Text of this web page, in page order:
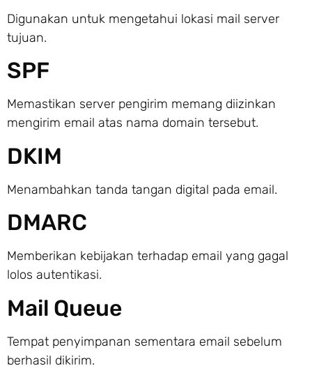
Digunakan untuk mengetahui lokasi mail server
tujuan.
SPF
Memastikan server pengirim memang diizinkan
mengirim email atas nama domain tersebut.
DKIM
Menambahkan tanda tangan digital pada email.
DMARC
Memberikan kebijakan terhadap email yang gagal
lolos autentikasi.
Mail Queue
Tempat penyimpanan sementara email sebelum
berhasil dikirim.